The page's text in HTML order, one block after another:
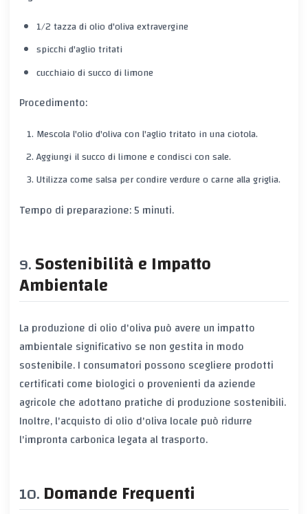
1/2 tazza di olio d'oliva extravergine
spicchi d'aglio tritati
cucchiaio di succo di limone
Procedimento:
Mescola l'olio d'oliva con l'aglio tritato in una ciotola.
Aggiungi il succo di limone e condisci con sale.
Utilizza come salsa per condire verdure o carne alla griglia.
Tempo di preparazione: 5 minuti.
Sostenibilità e Impatto
Ambientale
La produzione di olio d'oliva può avere un impatto
ambientale significativo se non gestita in modo
sostenibile. I consumatori possono scegliere prodotti
certificati come biologici o provenienti da aziende
agricole che adottano pratiche di produzione sostenibili.
Inoltre, l'acquisto di olio d'oliva locale può ridurre
l'impronta carbonica legata al trasporto.
Domande Frequenti